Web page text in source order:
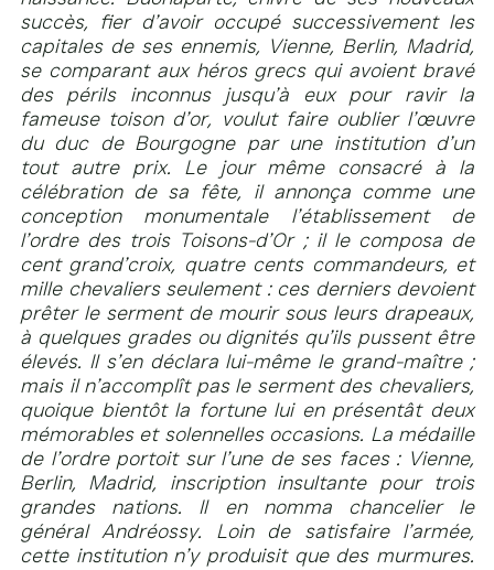
succès, fier d’avoir occupé successivement les
capitales de ses ennemis, Vienne, Berlin, Madrid,
se comparant aux héros grecs qui avoient bravé
des périls inconnus jusqu’à eux pour ravir la
fameuse toison d’or, voulut faire oublier l’œuvre
du duc de Bourgogne par une institution d’un
tout autre prix. Le jour même consacré à la
célébration de sa fête, il annonça comme une
conception monumentale l’établissement de
l’ordre des trois Toisons-d’Or ; il le composa de
cent grand’croix, quatre cents commandeurs, et
mille chevaliers seulement : ces derniers devoient
prêter le serment de mourir sous leurs drapeaux,
à quelques grades ou dignités qu’ils pussent être
élevés. Il s’en déclara lui-même le grand-maître ;
mais il n’accomplît pas le serment des chevaliers,
quoique bientôt la fortune lui en présentât deux
mémorables et solennelles occasions. La médaille
de l’ordre portoit sur l’une de ses faces : Vienne,
Berlin, Madrid, inscription insultante pour trois
grandes nations. Il en nomma chancelier le
général Andréossy. Loin de satisfaire l’armée,
cette institution n’y produisit que des murmures.